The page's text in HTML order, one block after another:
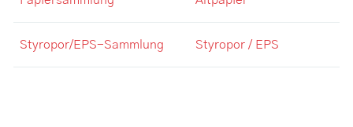
Styropor/EPS-Sammlung Styropor / EPS